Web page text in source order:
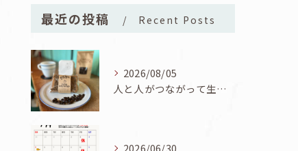
最近の投稿 Recent Posts
2026/08/05
人と人がつながって生まれた一品！ユタカフェオリジナルコーヒーシフォン誕生！
2026/06/30